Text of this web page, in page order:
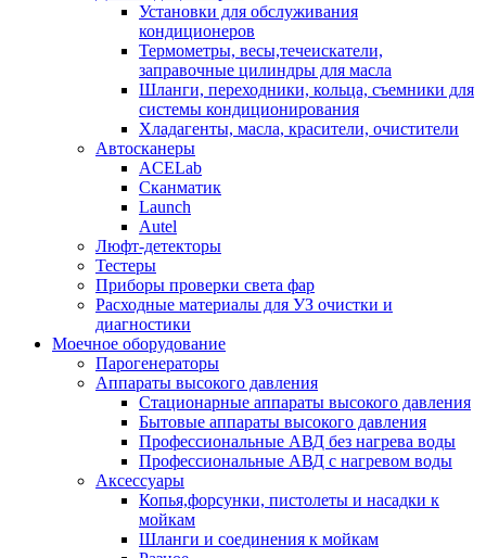
Установки для обслуживания
кондиционеров
Термометры, весы,течеискатели,
заправочные цилиндры для масла
Шланги, переходники, кольца, съемники для
системы кондиционирования
Хладагенты, масла, красители, очистители
Автосканеры
ACELab
Сканматик
Launch
Autel
Люфт-детекторы
Тестеры
Приборы проверки света фар
Расходные материалы для УЗ очистки и
диагностики
Моечное оборудование
Парогенераторы
Аппараты высокого давления
Стационарные аппараты высокого давления
Бытовые аппараты высокого давления
Профессиональные АВД без нагрева воды
Профессиональные АВД с нагревом воды
Аксессуары
Копья,форсунки, пистолеты и насадки к
мойкам
Шланги и соединения к мойкам